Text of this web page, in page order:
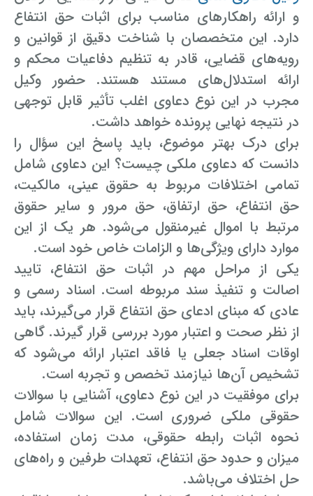
و ارائه راهکارهای مناسب برای اثبات حق انتفاع
دارد. این متخصصان با شناخت دقیق از قوانین و
رویه‌های قضایی، قادر به تنظیم دفاعیات محکم و
ارائه استدلال‌های مستند هستند. حضور وکیل
مجرب در این نوع دعاوی اغلب تأثیر قابل توجهی
در نتیجه نهایی پرونده خواهد داشت.
برای درک بهتر موضوع، باید پاسخ این سؤال را
دانست که دعاوی ملکی چیست؟ این دعاوی شامل
تمامی اختلافات مربوط به حقوق عینی، مالکیت،
حق انتفاع، حق ارتفاق، حق مرور و سایر حقوق
مرتبط با اموال غیرمنقول می‌شود. هر یک از این
موارد دارای ویژگی‌ها و الزامات خاص خود است.
یکی از مراحل مهم در اثبات حق انتفاع، تایید
اصالت و تنفیذ سند مربوطه است. اسناد رسمی و
عادی که مبنای ادعای حق انتفاع قرار می‌گیرند، باید
از نظر صحت و اعتبار مورد بررسی قرار گیرند. گاهی
اوقات اسناد جعلی یا فاقد اعتبار ارائه می‌شود که
تشخیص آن‌ها نیازمند تخصص و تجربه است.
برای موفقیت در این نوع دعاوی، آشنایی با سوالات
حقوقی ملکی ضروری است. این سوالات شامل
نحوه اثبات رابطه حقوقی، مدت زمان استفاده،
میزان و حدود حق انتفاع، تعهدات طرفین و راه‌های
حل اختلاف می‌باشد.